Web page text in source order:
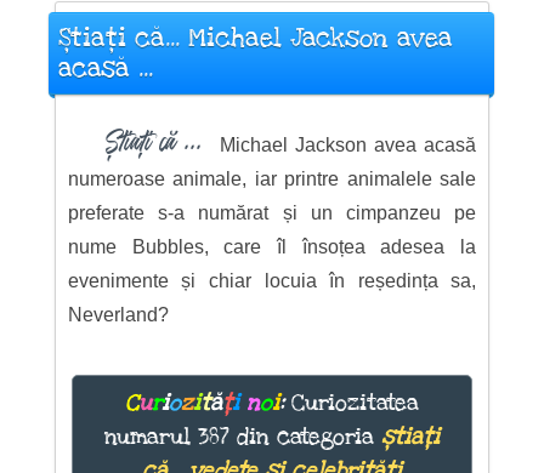
Știați că... Michael Jackson avea
acasă ...
Știați că ...
Michael Jackson avea acasă
numeroase animale, iar printre animalele sale
preferate s-a numărat și un cimpanzeu pe
nume Bubbles, care îl însoțea adesea la
evenimente și chiar locuia în reședința sa,
Neverland?
Curiozități noi:Curiozitatea
numarul 387 din categoria știați